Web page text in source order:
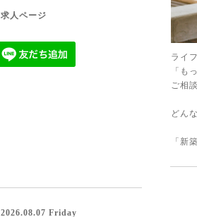
ライ
「も
ご相
どん
「 新
求人ページ
2026.08.07 Friday